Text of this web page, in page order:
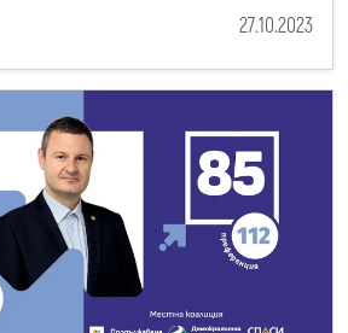
27.10.2023